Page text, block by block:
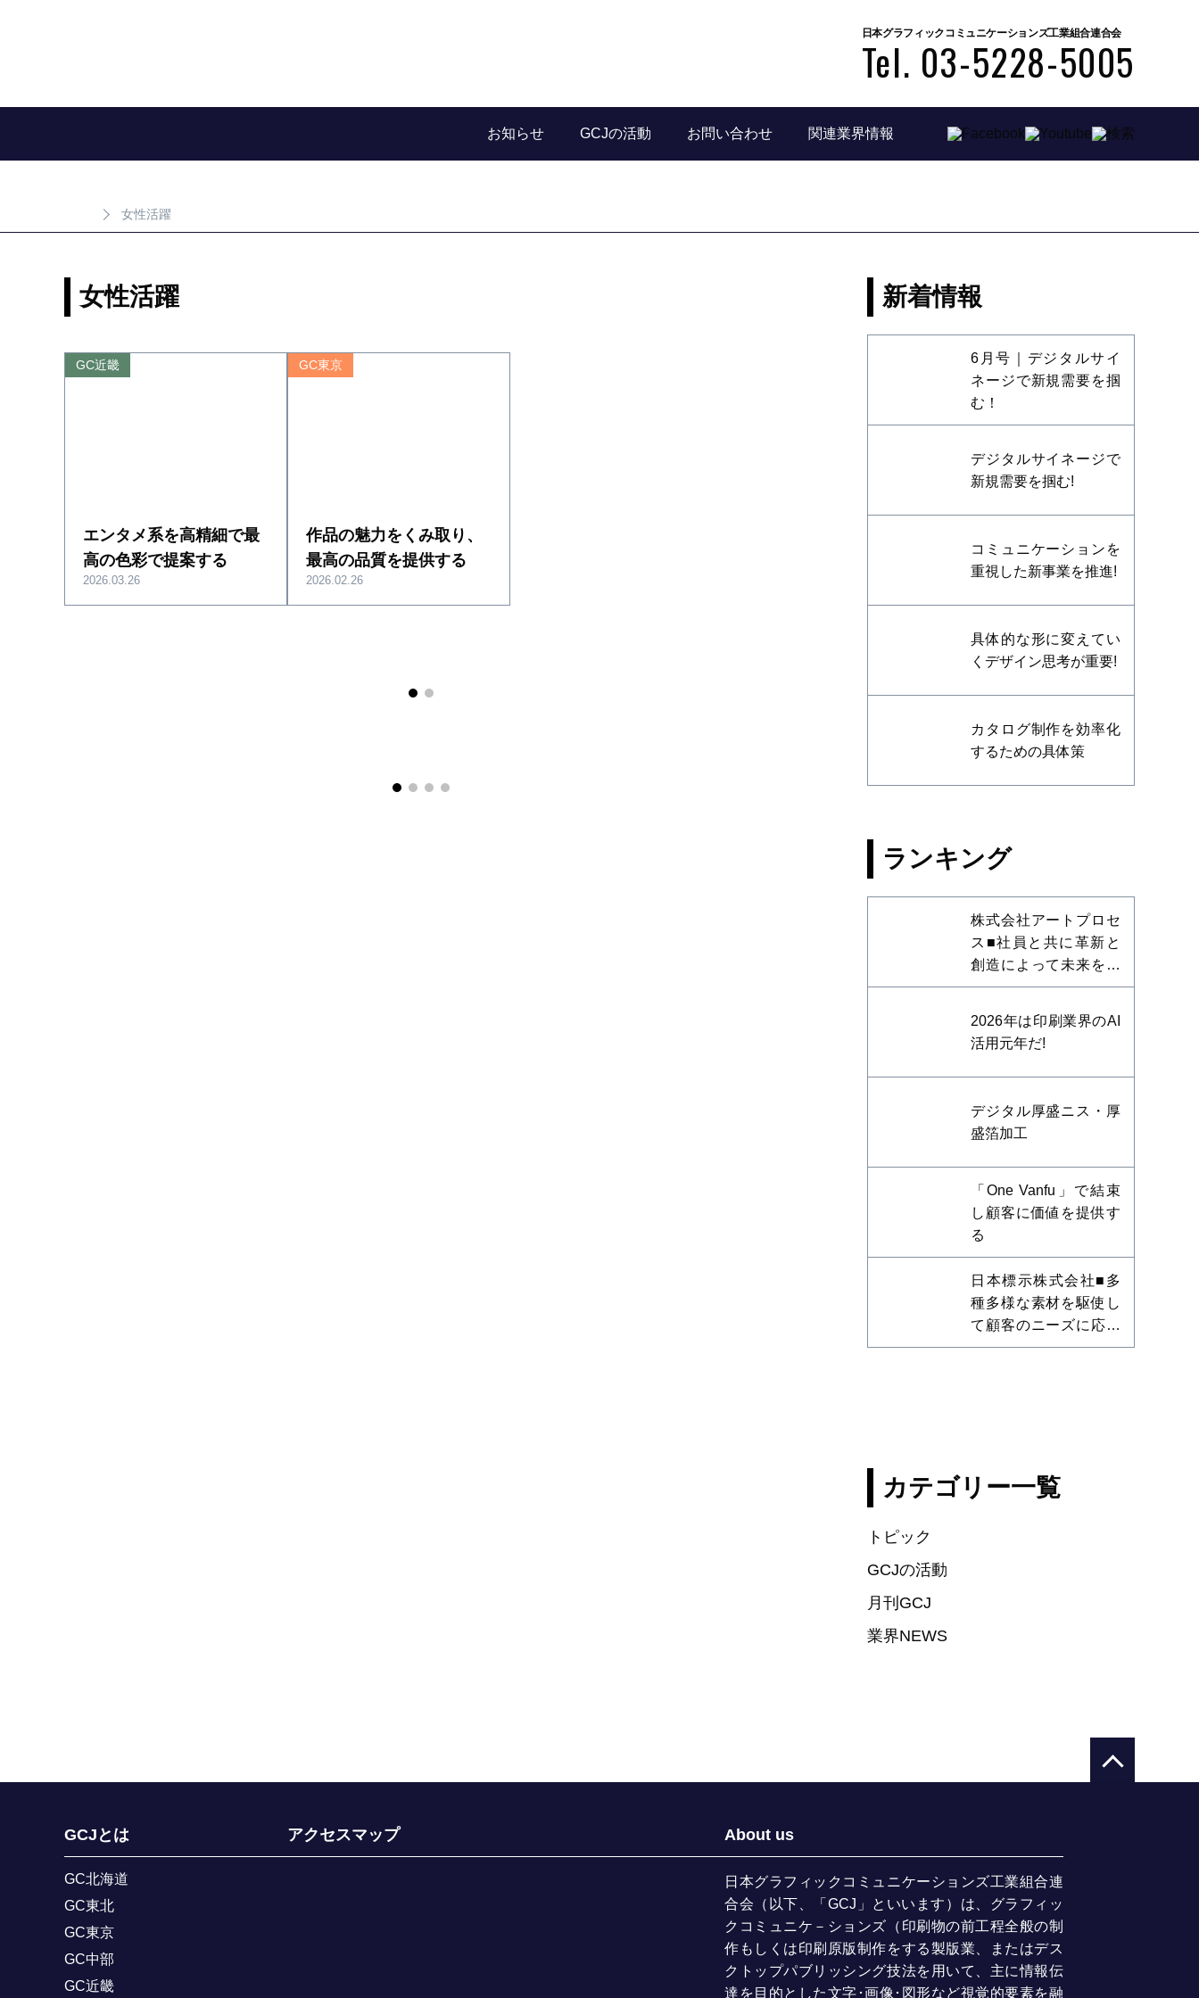
日本グラフィックコミュニケーションズ工業組合連合会
Tel. 03-5228-5005
お知らせ GCJの活動 お問い合わせ 関連業界情報
女性活躍
女性活躍
GC近畿
エンタメ系を高精細で最
高の色彩で提案する
2026.03.26
GC東京
作品の魅力をくみ取り、
最高の品質を提供する
2026.02.26
新着情報
6月号｜デジタルサイ
ネージで新規需要を掴
む！
デジタルサイネージで
新規需要を掴む!
コミュニケーションを
重視した新事業を推進!
具体的な形に変えてい
くデザイン思考が重要!
カタログ制作を効率化
するための具体策
ランキング
株式会社アートプロセ
ス■社員と共に革新と
創造によって未来を開
拓する
2026年は印刷業界のAI
活用元年だ!
デジタル厚盛ニス・厚
盛箔加工
「One Vanfu」で結束
し顧客に価値を提供す
る
日本標示株式会社■多
種多様な素材を駆使し
て顧客のニーズに応え
る
カテゴリー一覧
トピック
GCJの活動
月刊GCJ
業界NEWS
GCJとは
GC北海道
GC東北
GC東京
GC中部
GC近畿
アクセスマップ About us
日本グラフィックコミュニケーションズ工業組合連
合会（以下、「GCJ」といいます）は、グラフィッ
クコミュニケ－ションズ（印刷物の前工程全般の制
作もしくは印刷原版制作をする製版業、またはデス
クトップパブリッシング技法を用いて、主に情報伝
達を目的とした文字･画像･図形など視覚的要素を融